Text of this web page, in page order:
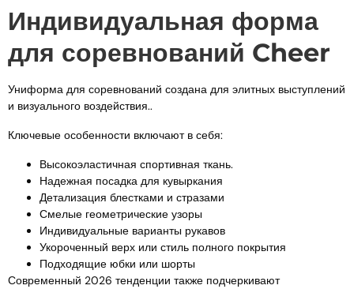
Индивидуальная форма
для соревнований Cheer
Униформа для соревнований создана для элитных выступлений
и визуального воздействия..
Ключевые особенности включают в себя:
Высокоэластичная спортивная ткань.
Надежная посадка для кувыркания
Детализация блестками и стразами
Смелые геометрические узоры
Индивидуальные варианты рукавов
Укороченный верх или стиль полного покрытия
Подходящие юбки или шорты
Современный 2026 тенденции также подчеркивают